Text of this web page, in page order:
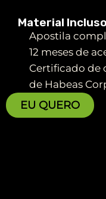
Material
Apostila
12 meses de
Certificado de
de Habeas
EU QUERO